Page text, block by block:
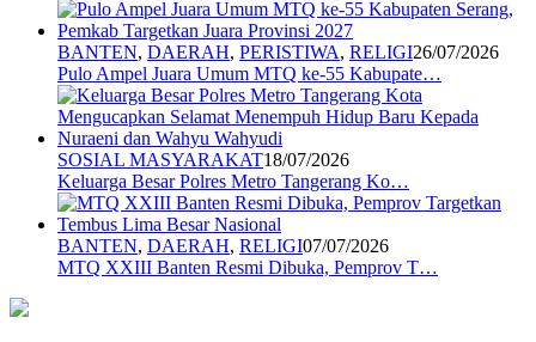
BANTEN, DAERAH, PERISTIWA, RELIGI26/07/2026
Pulo Ampel Juara Umum MTQ ke-55 Kabupate…
SOSIAL MASYARAKAT18/07/2026
Keluarga Besar Polres Metro Tangerang Ko…
BANTEN, DAERAH, RELIGI07/07/2026
MTQ XXIII Banten Resmi Dibuka, Pemprov T…